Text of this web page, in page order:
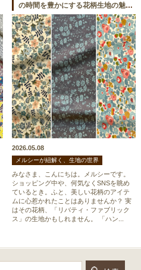
の時間を豊かにする花柄生地の魅力
と、定番プリント
2026.05.08
メルシーが紐解く、生地の世界
みなさま、こんにちは。メルシーです。
ショッピング中や、何気なくSNSを眺め
ているとき。ふと、美しい花柄のアイテ
ムに心惹かれたことはありませんか？ 実
はその花柄、「リバティ・ファブリック
ス」の生地かもしれません。 「ハン...